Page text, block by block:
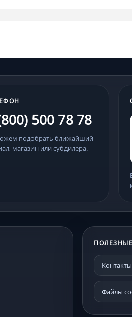
500 78 78
подобрать ближайший
магазин или субдилера.
Контакты
Файлы